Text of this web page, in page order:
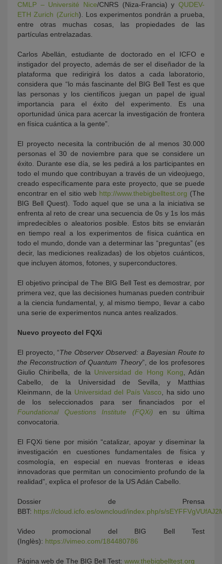
CMLP – Université Nice/CNRS (Niza-Francia) y QUDEV-
ETH Zurich (Zurich). Los experimentos pondrán a prueba,
entre otras muchas cosas, las propiedades de las
partículas entrelazadas.
Carlos Abellán, estudiante de doctorado en el ICFO e
instigador del proyecto, además de ser el diseñador de la
plataforma que redirigirá los datos a cada laboratorio,
considera que “lo más fascinante del BIG Bell Test es que
las personas y los científicos juegan un papel de igual
importancia para el éxito del experimento. Es una
oportunidad única para acercar la investigación de frontera
en física cuántica a la gente”.
El proyecto necesita la contribución de al menos 30.000
personas el 30 de noviembre para que se considere un
éxito. Durante ese día, se les pedirá a los participantes en
todo el mundo que contribuyan a través de un videojuego,
creado específicamente para este proyecto, que se puede
encontrar en el sitio web http://www.thebigbelltest.org (The
BIG Bell Quest). Todo aquel que se una a la iniciativa se
enfrenta al reto de crear una secuencia de 0s y 1s los más
impredecibles o aleatorios posible. Estos bits se enviarán
en tiempo real a los experimentos de física cuántica en
todo el mundo, donde van a determinar las “preguntas” (es
decir, las mediciones realizadas) de los objetos cuánticos,
que incluyen átomos, fotones, y superconductores.
El objetivo principal de The BIG Bell Test es demostrar, por
primera vez, que las decisiones humanas pueden contribuir
a la ciencia fundamental, y, al mismo tiempo, llevar a cabo
una serie de experimentos nunca antes realizados.
Nuevo proyecto del FQXi
El proyecto, “The Observer Observed: a Bayesian Route to
the Reconstruction of Quantum Theory”, de los profesores
Giulio Chiribella, de la Universidad de Hong Kong , Adán
Cabello, de la Universidad de Sevilla, y Matthias
Kleinmann, de la Universidad del País Vasco , ha sido uno
de los seleccionados para ser financiados por el
Foundational Questions Institute (FQXi) en su última
convocatoria.
El FQXi tiene por misión “catalizar, apoyar y diseminar la
investigación en cuestiones fundamentales de física y
cosmología, en especial en nuevas fronteras e ideas
innovadoras que permitan un conocimiento profundo de la
realidad”, explica el profesor de la US Adán Cabello.
Dossier de Prensa
BBT: https://cloud.icfo.es/owncloud/index.php/s/
Video promocional del BIG Bell Test
(Inglès): https://vimeo.com/184480786
Página web de The BIG Bell Test: www.thebigbelltest.org